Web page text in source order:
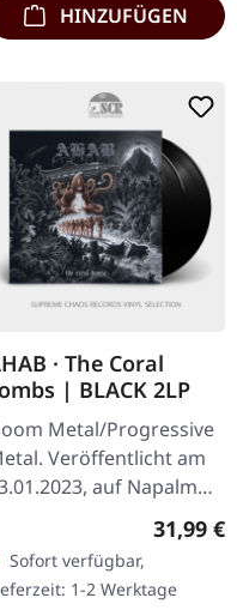
HINZUFÜGEN
· The Coral
| BLACK 2LP
Metal/Progressive
Veröffentlicht am
auf Napalm
Records. Schwarzes
Doppel-Vinyl im Gatefold-
Ahab kehrt mit
Coral…
31,99 €
Sofort verfügbar,
1-2 Werktage